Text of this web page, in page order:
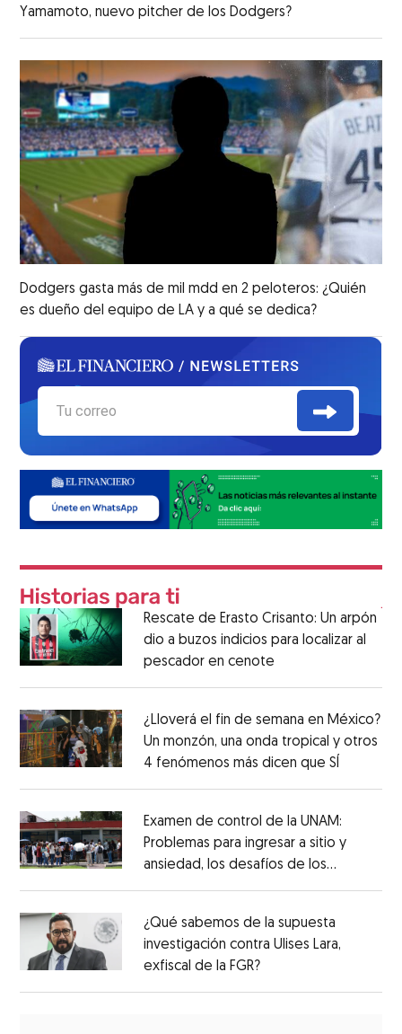
Yamamoto, nuevo pitcher de los Dodgers?
Dodgers gasta más de mil mdd en 2 peloteros: ¿Quién
es dueño del equipo de LA y a qué se dedica?
Rescate de Erasto Crisanto: Un arpón
dio a buzos indicios para localizar al
pescador en cenote
¿Lloverá el fin de semana en México?
Un monzón, una onda tropical y otros
4 fenómenos más dicen que SÍ
Examen de control de la UNAM:
Problemas para ingresar a sitio y
ansiedad, los desafíos de los
aspirantes
¿Qué sabemos de la supuesta
investigación contra Ulises Lara,
exfiscal de la FGR?